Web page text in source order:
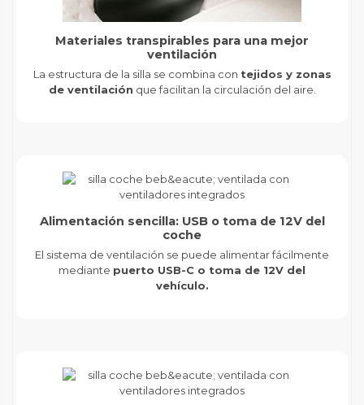
Materiales transpirables para una mejor
ventilación
La estructura de la silla se combina con tejidos y zonas
de ventilación que facilitan la circulación del aire.
Alimentación sencilla: USB o toma de 12V del
coche
El sistema de ventilación se puede alimentar fácilmente
mediante puerto USB-C o toma de 12V del
vehículo.